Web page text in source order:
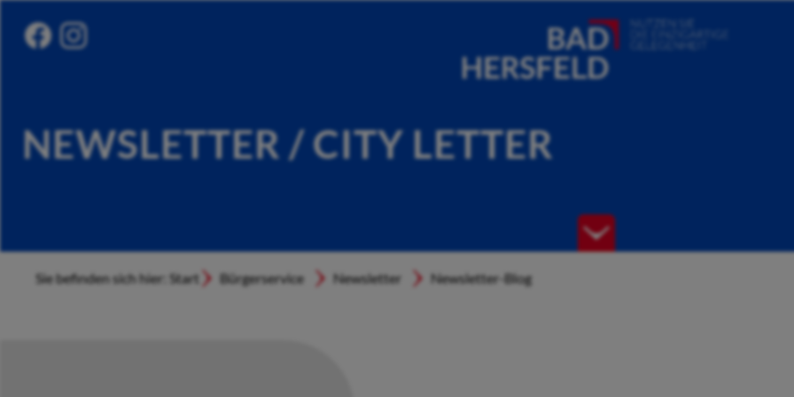
NEWSLETTER / CITY LETTER
Sie befinden sich hier: Start Bürgerservice Newsletter Newsletter-Blog